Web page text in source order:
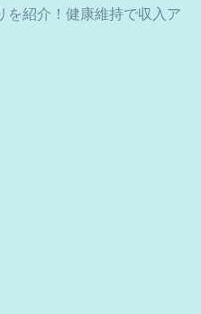
を紹介！健康維持で収入ア